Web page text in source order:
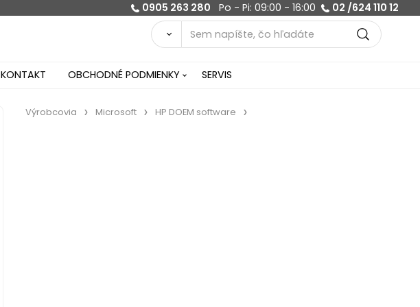
0905 263 280 Po - Pi: 09:00 - 16:00 02 /624 110 12
KONTAKT OBCHODNÉ PODMIENKY SERVIS
Výrobcovia Microsoft HP DOEM software